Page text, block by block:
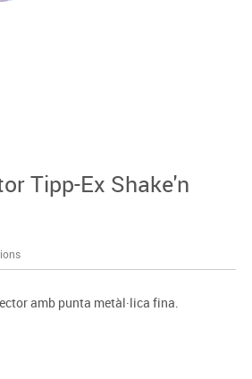
Tipp-Ex Shake'n
amb punta metàl·lica fina.